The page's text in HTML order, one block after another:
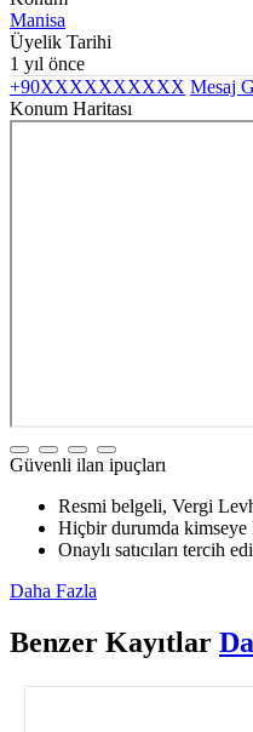
Manisa
Üyelik Tarihi
1 yıl önce
+90XXXXXXXXXX Mesaj
Konum Haritası
Güvenli ilan ipuçları
Resmi belgeli, Vergi
Hiçbir durumda kimseye
Onaylı satıcıları tercih
Daha Fazla
Benzer Kayıtlar